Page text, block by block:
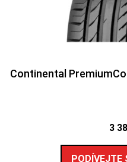
Continental
3
PODÍVEJTE